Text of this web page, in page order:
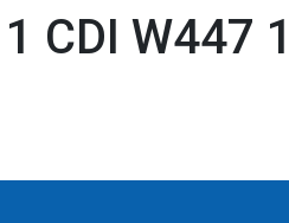
CDI W447